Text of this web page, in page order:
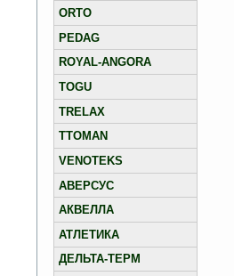
ORTO
PEDAG
ROYAL-ANGORA
TOGU
TRELAX
TTOMAN
VENOTEKS
АВЕРСУС
АКВЕЛЛА
АТЛЕТИКА
ДЕЛЬТА-ТЕРМ